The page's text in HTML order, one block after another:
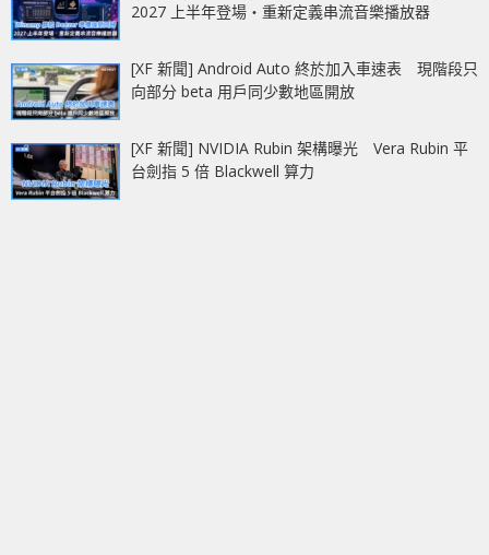
2027 上半年登場‧重新定義串流音樂播放器
[XF 新聞] Android Auto 終於加入車速表 現階段只
向部分 beta 用戶同少數地區開放
[XF 新聞] NVIDIA Rubin 架構曝光 Vera Rubin 平
台劍指 5 倍 Blackwell 算力